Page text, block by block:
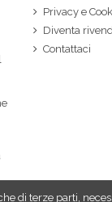
Privacy e
Diventa
Contattaci
di terze parti,